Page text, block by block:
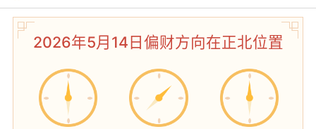
2026年5月14日偏财方向在正北位置